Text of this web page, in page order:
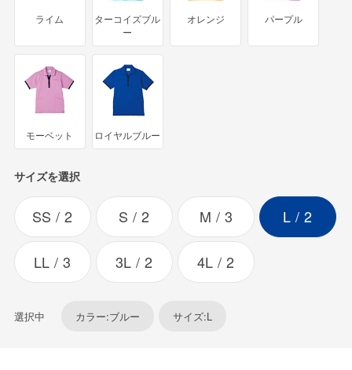
ライム
ターコイズブル
ー
オレンジ パープル
モーベット ロイヤルブルー
サイズを選択
SS 2 S 2 M 3 L 2
LL 3 3L 2 4L 2
選択中 カラー:ブルー サイズ:L